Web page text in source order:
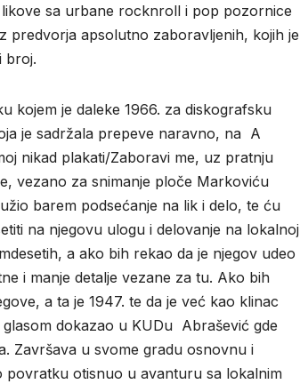
sa urbane rocknroll i pop pozornice
predvorja apsolutno zaboravljenih, kojih je
broj.
kojem je daleke 1966. za diskografsku
je sadržala prepeve naravno, na A
nikad plakati/Zaboravi me, uz pratnju
vezano za snimanje ploče Markoviću
barem podsećanje na lik i delo, te ću
na njegovu ulogu i delovanje na lokalnoj
a ako bih rekao da je njegov udeo
i manje detalje vezane za tu. Ako bih
a ta je 1947. te da je već kao klinac
dokazao u KUDu Abrašević gde
Završava u svome gradu osnovnu i
otisnuo u avanturu sa lokalnim